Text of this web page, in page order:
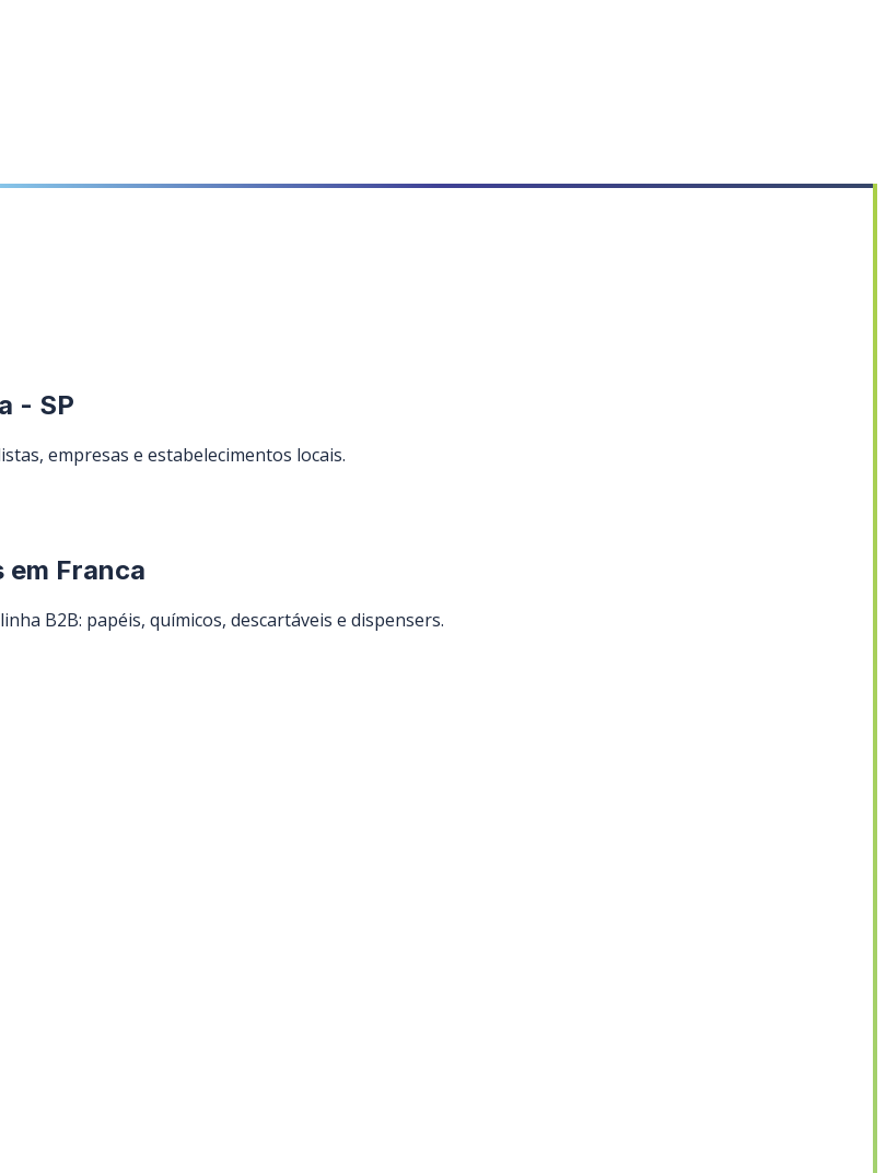
- SP
empresas e estabelecimentos locais.
em Franca
B2B: papéis, químicos, descartáveis e dispensers.